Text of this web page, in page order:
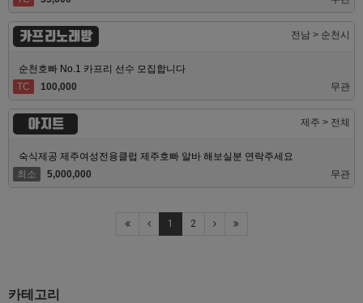
카프리노래방 전남 > 순천시
순천호빠 No.1 카프리 선수 모집합니다
TC
100,000 무관
아지트 제주 > 전체
숙식제공 제주여성전용클럽 제주호빠 알바 해보실분 연락주세요
최소
5,000,000 무관
1 2
카테고리